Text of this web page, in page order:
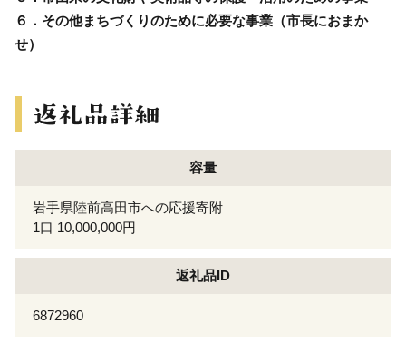
６．その他まちづくりのために必要な事業（市長におまか
せ）
容量
岩手県陸前高田市への応援寄附
1口 10,000,000円
返礼品ID
6872960